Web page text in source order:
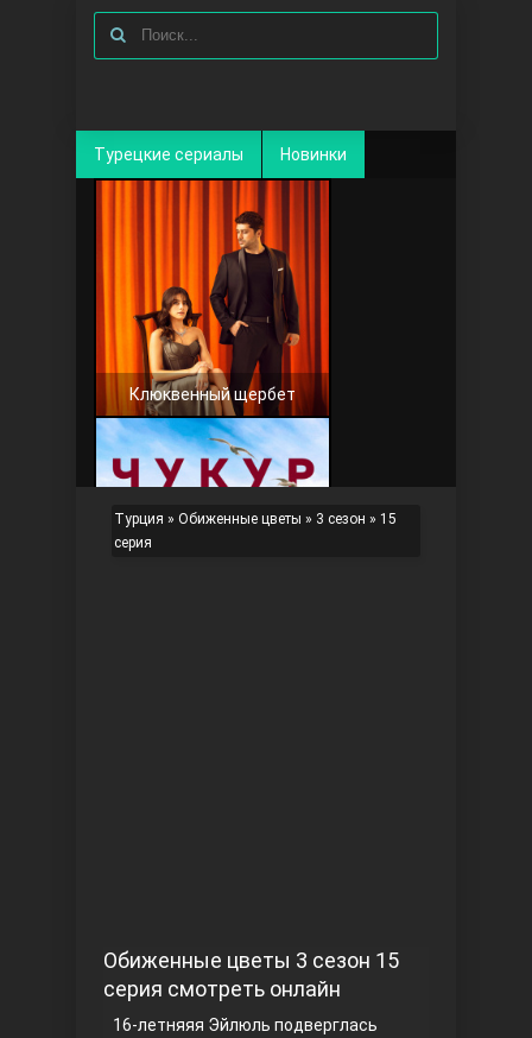
Турецкие сериалы Новинки
Клюквенный щербет
Турция » Обиженные цветы » 3 сезон » 15
серия
Обиженные цветы 3 сезон 15
серия смотреть онлайн
16-летняяя Эйлюль подверглась